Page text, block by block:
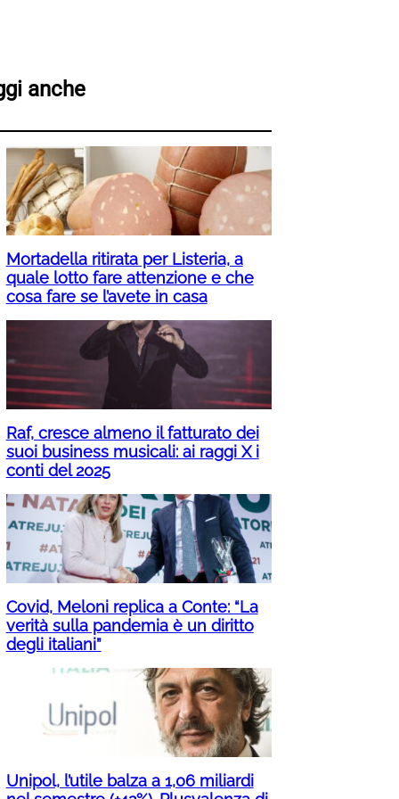
anche
Mortadella ritirata per Listeria, a
quale lotto fare attenzione e che
cosa fare se l’avete in casa
Raf, cresce almeno il fatturato dei
suoi business musicali: ai raggi X i
conti del 2025
Covid, Meloni replica a Conte: “La
verità sulla pandemia è un diritto
degli italiani”
Unipol, l’utile balza a 1,06 miliardi